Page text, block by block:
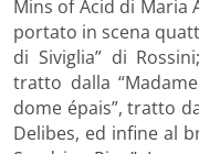
Mins of Acid di Maria
portato in scena
di Siviglia” di
tratto dalla
dome épais”, tratto
Delibes, ed infine al